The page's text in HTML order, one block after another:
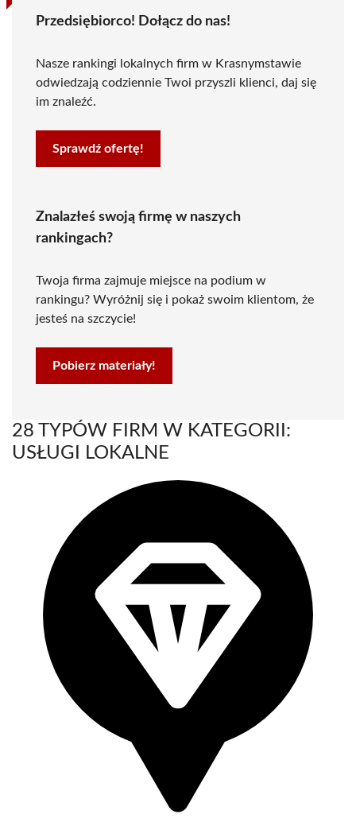
Przedsiębiorco! Dołącz do nas!
Nasze rankingi lokalnych firm w Krasnymstawie
odwiedzają codziennie Twoi przyszli klienci, daj się
im znaleźć.
Sprawdź ofertę!
Znalazłeś swoją firmę w naszych
rankingach?
Twoja firma zajmuje miejsce na podium w
rankingu? Wyróżnij się i pokaż swoim klientom, że
jesteś na szczycie!
Pobierz materiały!
28 TYPÓW FIRM W KATEGORII:
USŁUGI LOKALNE